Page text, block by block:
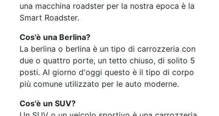
una macchina roadster per la nostra epoca è la
Smart Roadster.
Cos'è una Berlina?
La berlina o berlina è un tipo di carrozzeria con
due o quattro porte, un tetto chiuso, di solito 5
posti. Al giorno d'oggi questo è il tipo di corpo
più comune utilizzato per le auto moderne.
Cos'è un SUV?